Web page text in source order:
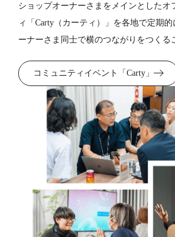
ショップオーナーさまをメインとしたオ
ィ「Carty（カーティ）」を各地で定期
ーナーさま同士で横のつながりをつくる
コミュニティイベント「Carty」